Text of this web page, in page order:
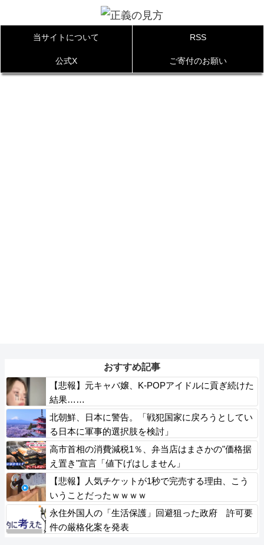
当サイトについて RSS
公式X ご寄付のお願い
おすすめ記事
【悲報】元キャバ嬢、K-POPアイドルに貢ぎ続けた
結果……
北朝鮮、日本に警告。「戦犯国家に戻ろうとしてい
る日本に軍事的選択肢を検討」
高市首相の消費減税1％、弁当店はまさかの"価格据
え置き"宣言「値下げはしません」
【悲報】人気チケットが1秒で完売する理由、こう
いうことだったｗｗｗｗ
永住外国人の「生活保護」回避狙った政府 許可要
件の厳格化案を発表